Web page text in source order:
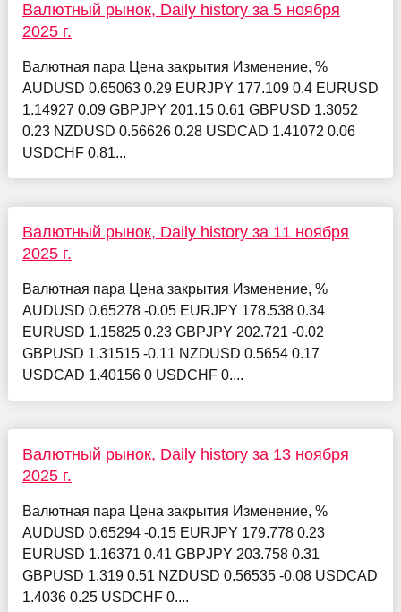
Валютный рынок, Daily history за 5 ноября
2025 г.
Валютная пара Цена закрытия Изменение, %
AUDUSD 0.65063 0.29 EURJPY 177.109 0.4 EURUSD
1.14927 0.09 GBPJPY 201.15 0.61 GBPUSD 1.3052
0.23 NZDUSD 0.56626 0.28 USDCAD 1.41072 0.06
USDCHF 0.81...
Валютный рынок, Daily history за 11 ноября
2025 г.
Валютная пара Цена закрытия Изменение, %
AUDUSD 0.65278 -0.05 EURJPY 178.538 0.34
EURUSD 1.15825 0.23 GBPJPY 202.721 -0.02
GBPUSD 1.31515 -0.11 NZDUSD 0.5654 0.17
USDCAD 1.40156 0 USDCHF 0....
Валютный рынок, Daily history за 13 ноября
2025 г.
Валютная пара Цена закрытия Изменение, %
AUDUSD 0.65294 -0.15 EURJPY 179.778 0.23
EURUSD 1.16371 0.41 GBPJPY 203.758 0.31
GBPUSD 1.319 0.51 NZDUSD 0.56535 -0.08 USDCAD
1.4036 0.25 USDCHF 0....